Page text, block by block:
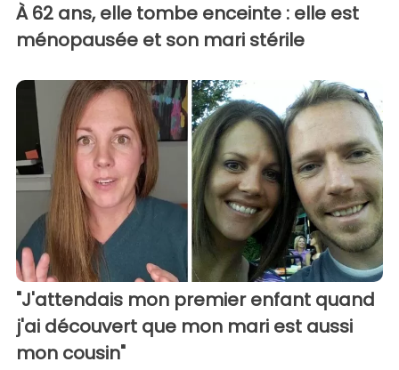
À 62 ans, elle tombe enceinte : elle est
ménopausée et son mari stérile
"J'attendais mon premier enfant quand
j'ai découvert que mon mari est aussi
mon cousin"